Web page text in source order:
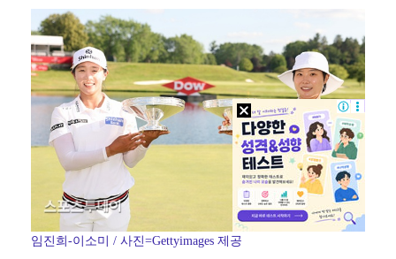
'리그 2연패 정조준' 아스널, 뉴캐슬서 기마랑이스 영…
[ST포토] 이강인, 환하게 웃으며
박미선, 큐브와 전속계약 종료…6년 동행 마무리
임진희-이소미 / 사진=Gettyimages 제공